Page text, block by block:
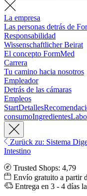
La empresa
Las personas detrás de
Responsabilidad
Wissenschaftlicher Beirat
El concepto FormMed
Carrera
Tu camino hacia nosotros
Empleador
Detrás de las cámaras
Empleos
StartDetalles
consumoIngredientes
Zurück zu: Sistema
Intestino
Trusted Shops: 4,79
Envío gratuito a partir
Entrega en 3 - 4 días